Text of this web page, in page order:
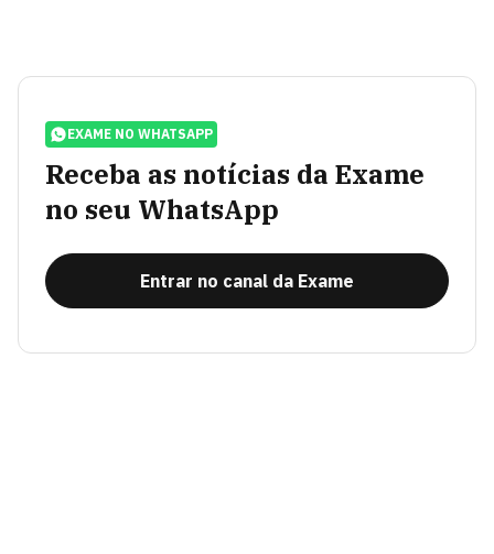
EXAME NO WHATSAPP
Receba as notícias da Exame
no seu WhatsApp
Entrar no canal da Exame